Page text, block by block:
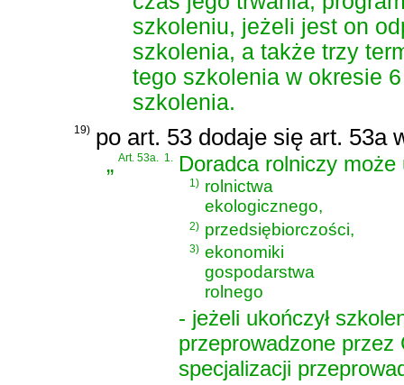
szkoleniu, jeżeli jest on
szkolenia, a także trzy
tego szkolenia w okresie
szkolenia.
19) po art. 53 dodaje się art. 53a
„Art. 53a. 1. Doradca rolniczy
1) rolnictwa
ekologicznego,
2) przedsiębiorczości,
3) ekonomiki
gospodarstwa
rolnego
- jeżeli ukończył
przeprowadzone przez
specjalizacji